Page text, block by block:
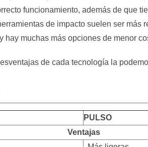
funcionamiento, además de que
de impacto suelen ser más
hay muchas más opciones de menor
de cada tecnología la
PULSO
Ventajas